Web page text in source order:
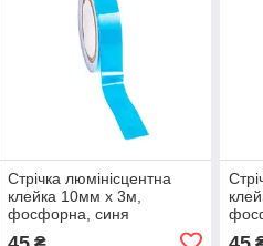
Стрічка люмінісцентна
клейка 10мм x 3м,
фосфорна, синя